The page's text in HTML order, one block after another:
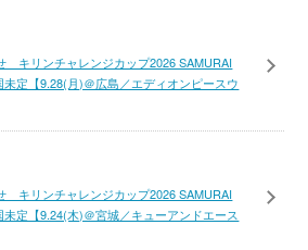
キリンチャレンジカップ2026 SAMURAI
定【9.28(月)＠広島／エディオンピースウ
キリンチャレンジカップ2026 SAMURAI
定【9.24(木)＠宮城／キューアンドエース